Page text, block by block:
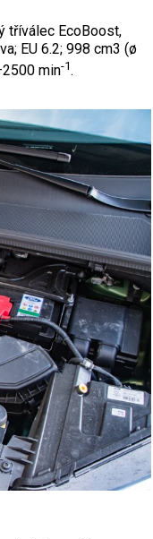
tříválec EcoBoost,
EU 6.2; 998 cm3 (ø
min-1.